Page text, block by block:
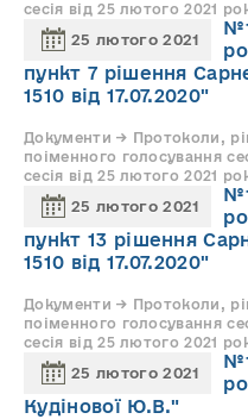
сесія від 25 лютого 2021
25 лютого 2021
пункт 7 рішення
1510 від 17.07.2020"
Документи → Протоколи,
поіменного голосування
сесія від 25 лютого 2021
25 лютого 2021
пункт 13 рішення
1510 від 17.07.2020"
Документи → Протоколи,
поіменного голосування
сесія від 25 лютого 2021
25 лютого 2021
Кудінової Ю.В."